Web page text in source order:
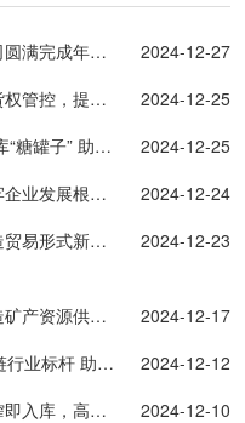
企动力 | 打好“收官储” 石化柳州公司圆满完成年度目标任务
2024-12-27
企动力 | 荣桂物流公司：切实强化货权管控，提供高附加值供应链服务
2024-12-25
书香宏桂·阅读分享 | 黄奋：守好仓库“糖罐子” 助力企业高质量发展
2024-12-25
书香宏桂 | 吴利燕：以文化自信筑牢企业发展根基 推动企业行稳致远
2024-12-24
激活经营单元 | 梧州口岸公司：打造贸易形式新形态 做精内外贸联动
2024-12-23
激活经营单元 | 五矿资源公司：打造矿产资源供应链一体化综合服务商
2024-12-17
荣桂仓储物流公司：打造白糖供应链行业标杆 助力广西“甜蜜事业”
2024-12-12
国企品牌 | 五矿钦州分公司实现开榨即入库，高效启动2024/2025榨季食糖收储
2024-12-10